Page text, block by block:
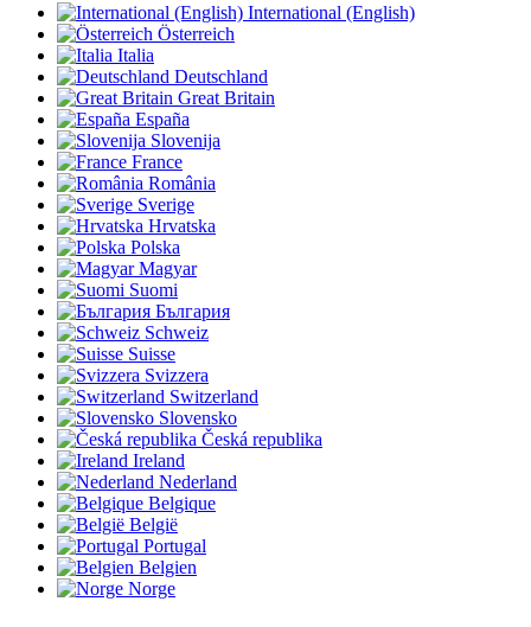
International (English)
Österreich
Italia
Deutschland
Great Britain
España
Slovenija
France
România
Sverige
Hrvatska
Polska
Magyar
Suomi
България
Schweiz
Suisse
Svizzera
Switzerland
Slovensko
Česká republika
Ireland
Nederland
Belgique
België
Portugal
Belgien
Norge